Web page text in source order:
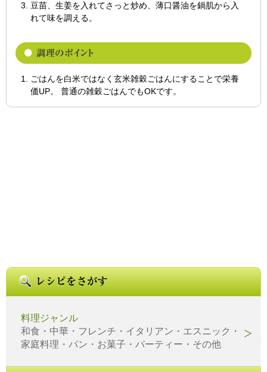
豆苗、生姜を入れてさっと炒め、薄口醤油を鍋肌から入
れて味を調える。
ごはんを白米ではなく玄米雑穀ごはんにすることで栄養
価UP。 普通の雑穀ごはんでもOKです。
料理ジャンル
和食・中華・フレンチ・イタリアン・エスニック・
家庭料理・パン・お菓子・パーティー・その他